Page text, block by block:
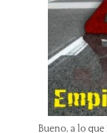
Bueno, a lo